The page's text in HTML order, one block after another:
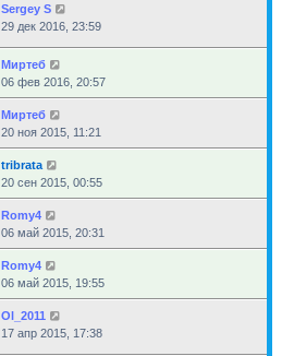
Sergey S
29 дек 2016, 23:59
Миртеб
06 фев 2016, 20:57
Миртеб
20 ноя 2015, 11:21
tribrata
20 сен 2015, 00:55
Romy4
06 май 2015, 20:31
Romy4
06 май 2015, 19:55
Ol_2011
17 апр 2015, 17:38